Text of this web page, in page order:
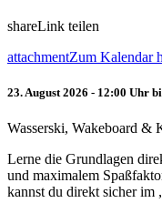
shareLink teilen
attachmentZum Kalendar
23. August 2026 - 12:00 Uhr
Wasserski, Wakeboard &
Lerne die Grundlagen
und maximalem
kannst du direkt sicher im